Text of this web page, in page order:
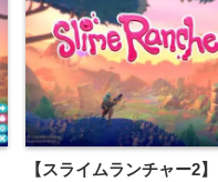
【スライムランチャー2